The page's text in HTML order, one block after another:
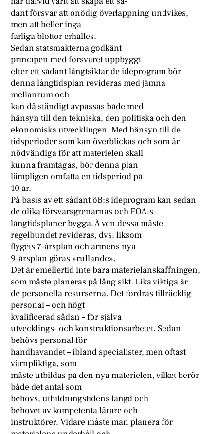
dant försvar att onödig överlappning undvikes,
men att heller inga
farliga blottor erhålles.
Sedan statsmakterna godkänt
principen med försvaret uppbyggt
efter ett sådant långtsiktande ideprogram bör
denna långtidsplan revideras med jämna
mellanrum och
kan då ständigt avpassas både med
hänsyn till den tekniska, den politiska och den
ekonomiska utvecklingen. Med hänsyn till de
tidsperioder som kan överblickas och som är
nödvändiga för att materielen skall
kunna framtagas, bör denna plan
lämpligen omfatta en tidsperiod på
10 år.
På basis av ett sådant öB:s ideprogram kan sedan
de olika försvarsgrenarnas och FOA:s
långtidsplaner bygga. Ä ven dessa måste
regelbundet revideras, dvs. liksom
flygets 7-årsplan och armens nya
9-årsplan göras »rullande».
Det är emellertid inte bara materielanskaffningen,
som måste planeras på lång sikt. Lika viktiga är
de personella resurserna. Det fordras tillräcklig
personal – och högt
kvalificerad sådan – för själva
utvecklings- och konstruktionsarbetet. Sedan
behövs personal för
handhavandet – ibland specialister, men oftast
värnpliktiga, som
måste utbildas på den nya materielen, vilket berör
både det antal som
behövs, utbildningstidens längd och
behovet av kompetenta lärare och
instruktörer. Vidare måste man planera för